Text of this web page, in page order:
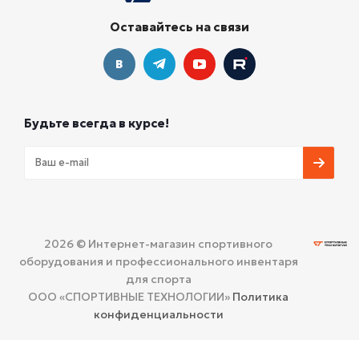
Оставайтесь на связи
Будьте всегда в курсе!
2026 © Интернет-магазин спортивного
оборудования и профессионального инвентаря
для спорта
ООО «СПОРТИВНЫЕ ТЕХНОЛОГИИ» Политика
конфиденциальности